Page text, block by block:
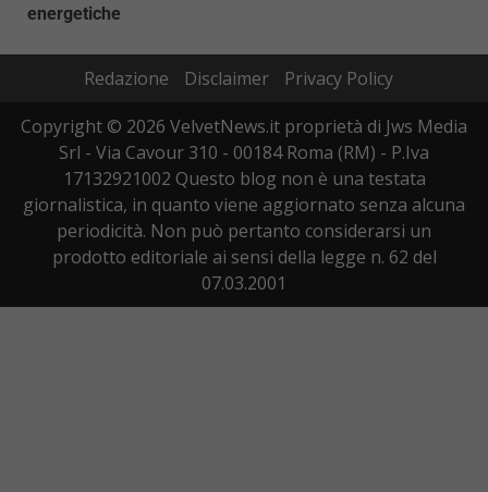
energetiche
Redazione Disclaimer
Privacy Policy
Copyright © 2026 VelvetNews.it proprietà di Jws Media
Srl - Via Cavour 310 - 00184 Roma (RM) - P.Iva
17132921002 Questo blog non è una testata
giornalistica, in quanto viene aggiornato senza alcuna
periodicità. Non può pertanto considerarsi un
prodotto editoriale ai sensi della legge n. 62 del
07.03.2001